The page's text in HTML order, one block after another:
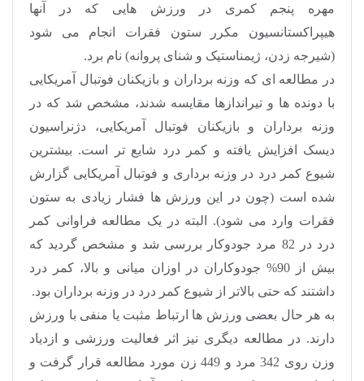
مهره پنجم کمری در ورزش هایی که در آنها
هیپراکستانسیون مکرر ستون فقرات انجام می شود
(شیرجه زدن، ژیمناستیک و شنای پروانه) نام برد.
در مطالعه ای که وزنه برداران و بازیکنان فوتبال آمریکایی
با دونده ها و تیراندازها مقایسه شدند، مشخص شد که در
وزنه برداران و بازیکنان فوتبال آمریکایی، دژنراسیون
دیسک افزایش یافته و کمر درد شایع تر است. بیشترین
شیوع کمر درد در وزنه برداری و فوتبال آمریکایی گزارش
شده است (چون در این ورزش ها فشار زیادی به ستون
فقرات وارد می شود). البته در یک مطالعه فراوانی کمر
درد در 82 مرد جودوکار بررسی شد و مشخص گردید که
بیش از 90% جودوکاران در اوزان میانی و بالا، کمر درد
داشتند که حتی بالاتر از شیوع کمر درد در وزنه برداران بود.
به هر حال بعضی ورزش ها ارتباط مثبت یا منفی با ورزش
دارند. در مطالعه دیگری نیز اثر فعالیت ورزشی و ازدیاد
وزن روی 342 مرد و 449 زن مورد مطالعه قرار گرفت و